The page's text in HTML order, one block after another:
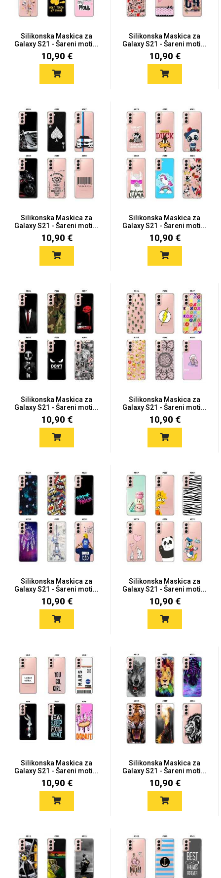
Silikonska Maskica za
Galaxy S21 - Šareni moti...
10,90 €
Silikonska Maskica za
Galaxy S21 - Šareni moti...
10,90 €
Silikonska Maskica za
Galaxy S21 - Šareni moti...
10,90 €
Silikonska Maskica za
Galaxy S21 - Šareni moti...
10,90 €
Silikonska Maskica za
Galaxy S21 - Šareni moti...
10,90 €
Silikonska Maskica za
Galaxy S21 - Šareni moti...
10,90 €
Silikonska Maskica za
Galaxy S21 - Šareni moti...
10,90 €
Silikonska Maskica za
Galaxy S21 - Šareni moti...
10,90 €
Silikonska Maskica za
Galaxy S21 - Šareni moti...
10,90 €
Silikonska Maskica za
Galaxy S21 - Šareni moti...
10,90 €